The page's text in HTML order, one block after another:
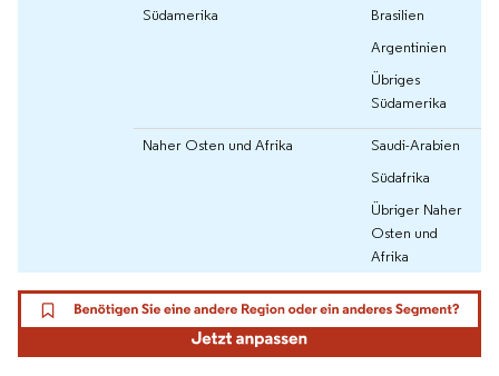
Südamerika
Brasilien
Argentinien
Übriges
Südamerika
Naher Osten und Afrika
Saudi-Arabien
Südafrika
Übriger Naher
Osten und
Afrika